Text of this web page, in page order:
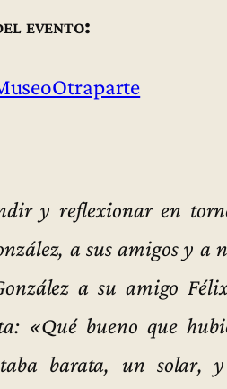
evento:
y reflexionar en
a sus amigos y a
a su amigo
«Qué bueno que
barata, un solar,